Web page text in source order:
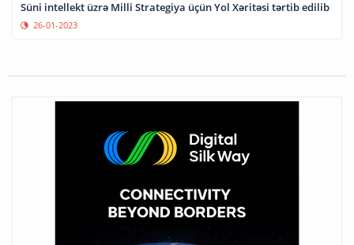
Süni intellekt üzrə Milli Strategiya üçün Yol Xəritəsi tərtib edilib
26-01-2023